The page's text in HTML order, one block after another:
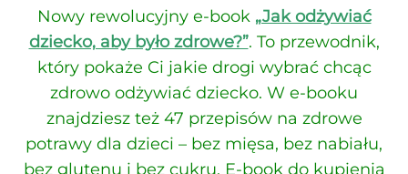
Nowy rewolucyjny e-book „Jak odżywiać
dziecko, aby było zdrowe?”. To przewodnik,
który pokaże Ci jakie drogi wybrać chcąc
zdrowo odżywiać dziecko. W e-booku
znajdziesz też 47 przepisów na zdrowe
potrawy dla dzieci – bez mięsa, bez nabiału,
bez glutenu i bez cukru. E-book do kupienia